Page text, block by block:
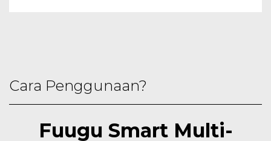
Cara Penggunaan?
Fuugu Smart Multi-